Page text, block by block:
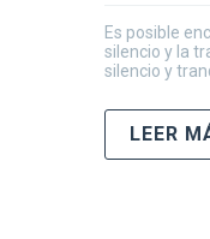
Es posible
silencio y la
silencio y
LEER